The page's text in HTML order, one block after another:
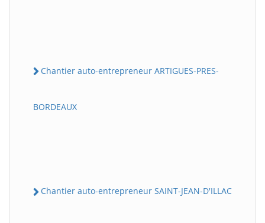
Chantier auto-entrepreneur ARTIGUES-PRES-
BORDEAUX
Chantier auto-entrepreneur SAINT-JEAN-D'ILLAC